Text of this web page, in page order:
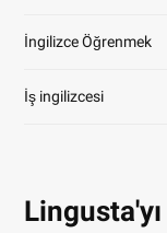
İngilizce Öğrenmek
İş ingilizcesi